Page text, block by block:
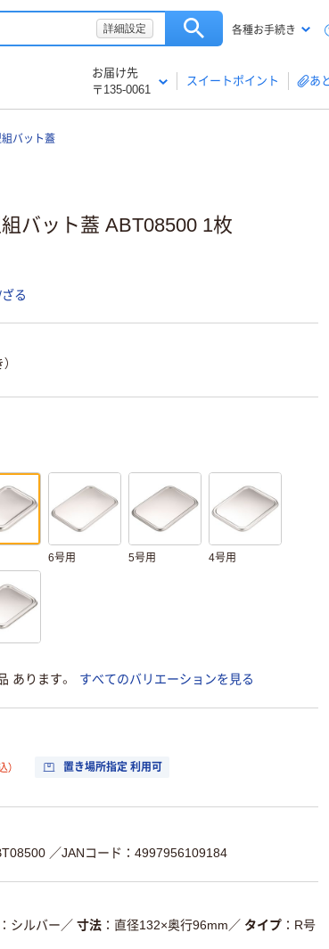
詳細設定 各種お手続き
お届け先
〒135-0061
スイートポイント あ
バット蓋
バット蓋 ABT08500 1枚
る
6号用 5号用 4号用
あります。
すべてのバリエーションを見る
） 置き場所指定 利用可
／JANコード：4997956109184
シルバー ／ 寸法 直径132×奥行96mm ／ タイプ
R号